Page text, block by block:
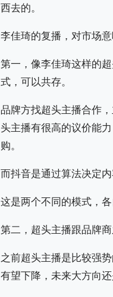
西去的。
李佳琦的复播，对市场
第一，像李佳琦这样的
式，可以共存。
品牌方找超头主播合作
头主播有很高的议价能
购。
而抖音是通过算法决定
这是两个不同的模式，
第二，超头主播跟品牌
之前超头主播是比较强
有望下降，未来大方向